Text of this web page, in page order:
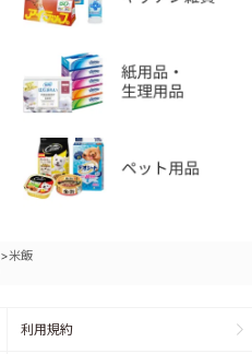
>米飯
利用規約